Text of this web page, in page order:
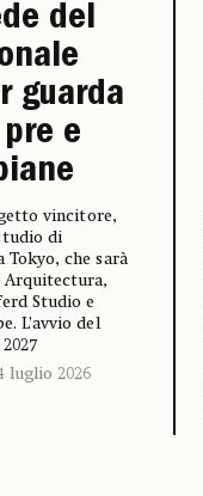
del
guarda
e
vincitore,
di
Tokyo, che sarà
Arquitectura,
Studio e
L’avvio del
luglio 2026